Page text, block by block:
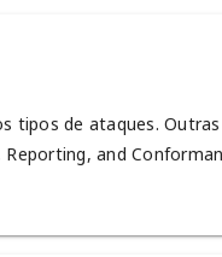
tipos de ataques.
and